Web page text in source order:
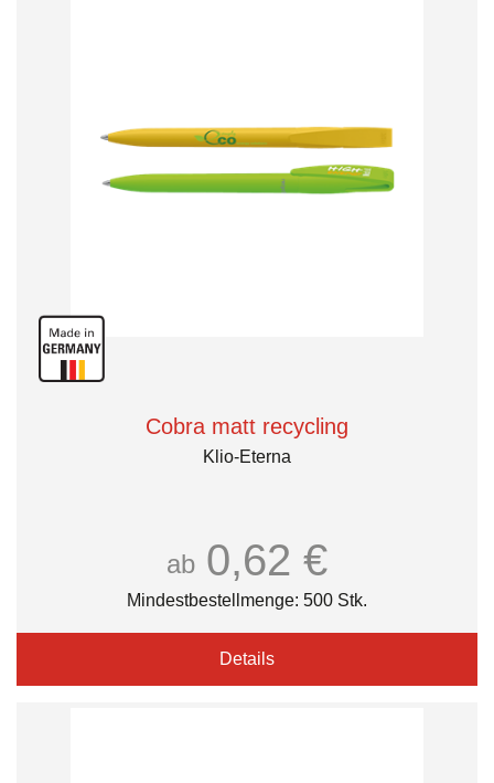
Cobra matt recycling
Klio-Eterna
ab 0,62 €
Mindestbestellmenge: 500 Stk.
Details